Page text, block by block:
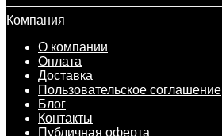
Компания
О компании
Оплата
Доставка
Пользовательское соглашение
Блог
Контакты
Публичная оферта